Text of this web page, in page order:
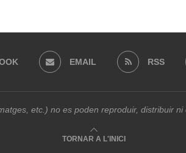
EMAIL RSS
etc.) no es poden reproduir, distribuir
TORNAR A L'INICI